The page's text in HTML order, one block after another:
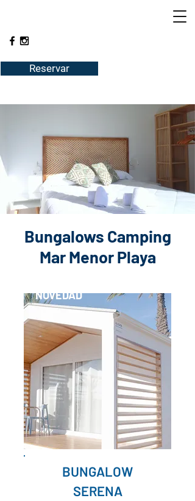
Reservar
Bungalows Camping
Mar Menor Playa
BUNGALOW
SERENA
NOVEDAD